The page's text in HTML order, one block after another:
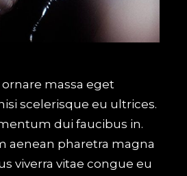
massa eget
scelerisque eu ultrices.
dui faucibus in.
aenean pharetra magna
viverra vitae congue eu